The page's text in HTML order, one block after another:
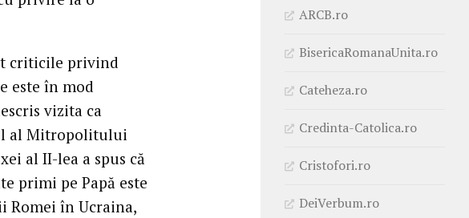
criticile privind
este în mod
vizita ca
al Mitropolitului
al II-lea a spus că
primi pe Papă este
Romei în Ucraina,
ARCB.ro
BisericaRomanaUnita.ro
Cateheza.ro
Credinta-Catolica.ro
Cristofori.ro
DeiVerbum.ro